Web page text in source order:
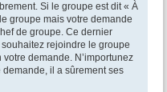
Si le groupe est dit « À
groupe mais votre demande
de groupe. Ce dernier
rejoindre le groupe
demande. N’importunez
il a sûrement ses